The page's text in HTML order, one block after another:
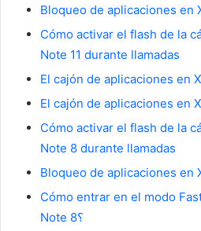
Bloqueo de aplicaciones en
Cómo activar el flash de la
Note 11 durante llamadas
El cajón de aplicaciones en
El cajón de aplicaciones en
Cómo activar el flash de la
Note 8 durante llamadas
Bloqueo de aplicaciones en
Cómo entrar en el modo
Note 8؟